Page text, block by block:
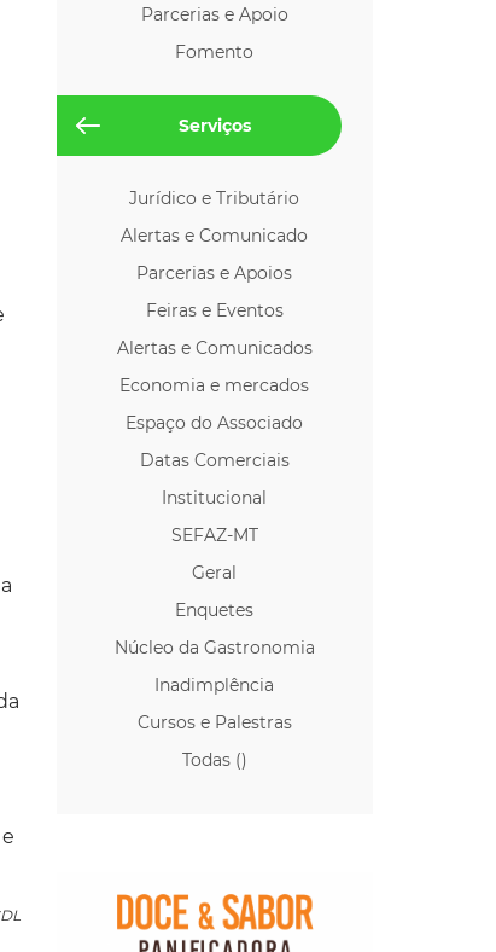
Parcerias e Apoio
Fomento
Serviços
Jurídico e Tributário
Alertas e Comunicado
Parcerias e Apoios
Feiras e Eventos
Alertas e Comunicados
Economia e mercados
Espaço do Associado
Datas Comerciais
Institucional
SEFAZ-MT
Geral
Enquetes
Núcleo da Gastronomia
Inadimplência
Cursos e Palestras
Todas ()